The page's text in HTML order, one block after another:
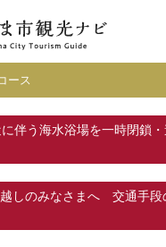
ース
伴う海水浴場を一時閉鎖
しのみなさまへ 交通手段